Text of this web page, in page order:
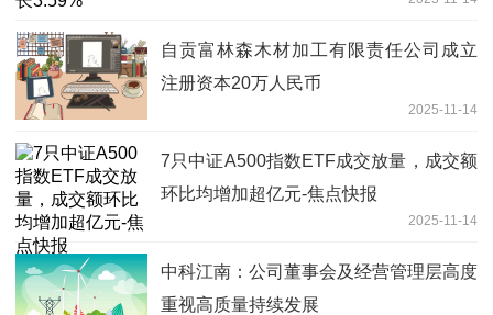
自贡富林森木材加工有限责任公司成立
注册资本20万人民币
2025-11-14
7只中证A500指数ETF成交放量，成交额
环比均增加超亿元-焦点快报
2025-11-14
中科江南：公司董事会及经营管理层高度
重视高质量持续发展